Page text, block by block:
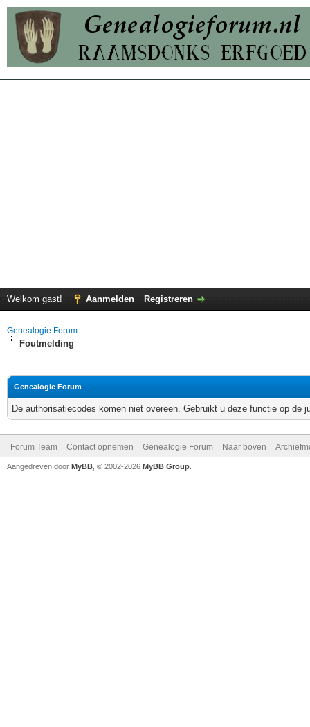
Welkom gast! Aanmelden Registreren
Genealogie Forum
Foutmelding
Genealogie Forum
De authorisatiecodes komen niet overeen. Gebruikt u deze functie op de
Forum Team Contact opnemen Genealogie Forum Naar boven
Aangedreven door MyBB , © 2002-2026 MyBB Group